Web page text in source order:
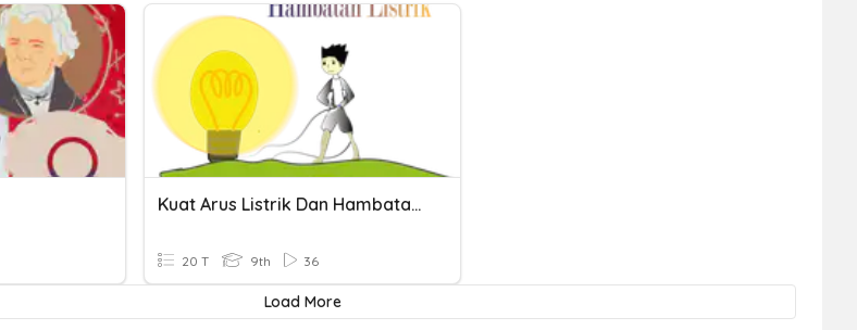
Kuat Arus Listrik Dan Hambatan Listrik / Hambatan Jenis
20 T 9th 36
Load More